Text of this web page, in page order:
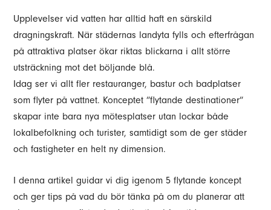
Upplevelser vid vatten har alltid haft en särskild
dragningskraft. När städernas landyta fylls och efterfrågan
på attraktiva platser ökar riktas blickarna i allt större
utsträckning mot det böljande blå.
Idag ser vi allt fler restauranger, bastur och badplatser
som flyter på vattnet. Konceptet ”flytande destinationer”
skapar inte bara nya mötesplatser utan lockar både
lokalbefolkning och turister, samtidigt som de ger städer
och fastigheter en helt ny dimension.
I denna artikel guidar vi dig igenom 5 flytande koncept
och ger tips på vad du bör tänka på om du planerar att